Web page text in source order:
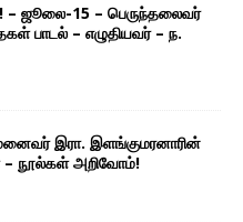
– ஜூலை-15 – பெருந்தலைவர்
பாடல் – எழுதியவர் – ந.
இரா. இளங்குமரனாரின்
– நூல்கள் அறிவோம்!